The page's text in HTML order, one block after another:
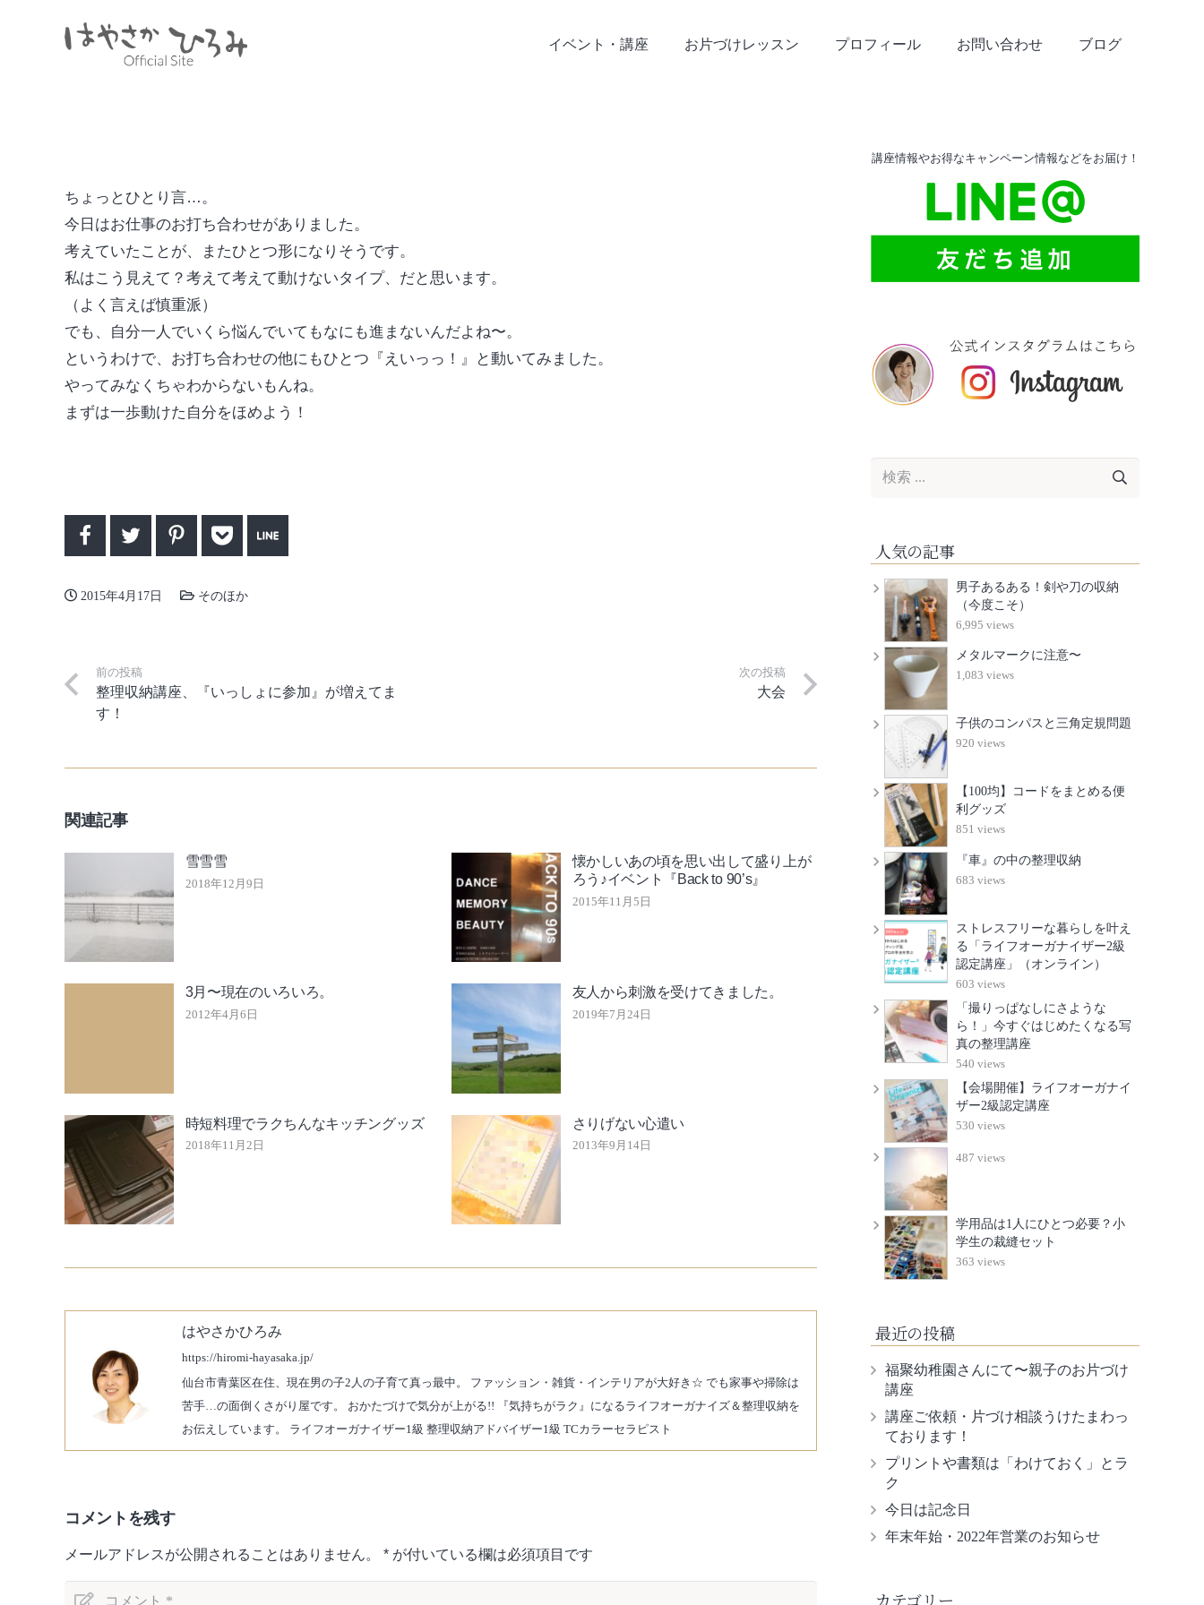
イベント・講座 お片づけレッスン プロフィール お問い合わせ ブログ
ちょっとひとり言…。
今日はお仕事のお打ち合わせがありました。
考えていたことが、またひとつ形になりそうです。
私はこう見えて？考えて考えて動けないタイプ、だと思います。
（よく言えば慎重派）
でも、自分一人でいくら悩んでいてもなにも進まないんだよね〜。
というわけで、お打ち合わせの他にもひとつ『えいっっ！』と動いてみました。
やってみなくちゃわからないもんね。
まずは一歩動けた自分をほめよう！
2015年4月17日 そのほか
前の投稿
整理収納講座、『いっしょに参加』が増えてま
す！
次の投稿
大会
関連記事
雪雪雪
2018年12月9日
懐かしいあの頃を思い出して盛り上が
ろう♪イベント『Back to 90’s』
2015年11月5日
3月〜現在のいろいろ。
2012年4月6日
友人から刺激を受けてきました。
2019年7月24日
時短料理でラクちんなキッチングッズ
2018年11月2日
さりげない心遣い
2013年9月14日
はやさかひろみ
https://hiromi-hayasaka.jp/
仙台市青葉区在住、現在男の子2人の子育て真っ最中。 ファッション・雑貨・インテリアが大好き☆ でも家事や掃除は
苦手…の面倒くさがり屋です。 おかたづけで気分が上がる!! 『気持ちがラク』になるライフオーガナイズ＆整理収納を
お伝えしています。 ライフオーガナイザー1級 整理収納アドバイザー1級 TCカラーセラピスト
コメントを残す
メールアドレスが公開されることはありません。 * が付いている欄は必須項目です
講座情報やお得なキャンペーン情報などをお届け！
人気の記事
男子あるある！剣や刀の収納
（今度こそ）
6,995 views
メタルマークに注意〜
1,083 views
子供のコンパスと三角定規問題
920 views
【100均】コードをまとめる便
利グッズ
851 views
『車』の中の整理収納
683 views
ストレスフリーな暮らしを叶え
る「ライフオーガナイザー2級
認定講座」（オンライン）
603 views
「撮りっぱなしにさような
ら！」今すぐはじめたくなる写
真の整理講座
540 views
【会場開催】ライフオーガナイ
ザー2級認定講座
530 views
487 views
学用品は1人にひとつ必要？小
学生の裁縫セット
363 views
最近の投稿
福聚幼稚園さんにて〜親子のお片づけ
講座
講座ご依頼・片づけ相談うけたまわっ
ております！
プリントや書類は「わけておく」とラ
ク
今日は記念日
年末年始・2022年営業のお知らせ
カテゴリー